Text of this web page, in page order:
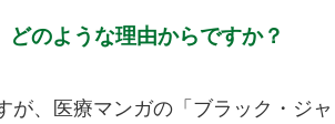
のような理由からですか？
が、医療マンガの「ブラック・ジ